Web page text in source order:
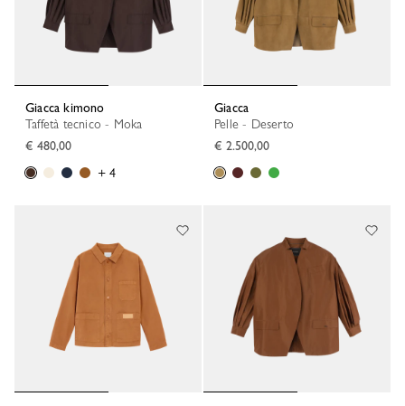
Giacca kimono
Taffetà tecnico - Moka
€ 480,00
+ 4
Giacca
Pelle - Deserto
€ 2.500,00